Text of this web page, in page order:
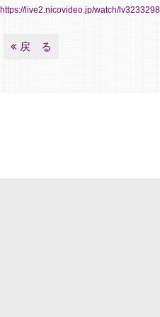
https://live2.nicovideo.jp/watch/
戻 る